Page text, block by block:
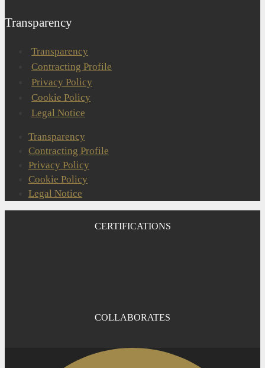
Transparency
Transparency
Contracting Profile
Privacy Policy
Cookie Policy
Legal Notice
Transparency
Contracting Profile
Privacy Policy
Cookie Policy
Legal Notice
CERTIFICATIONS
COLLABORATES